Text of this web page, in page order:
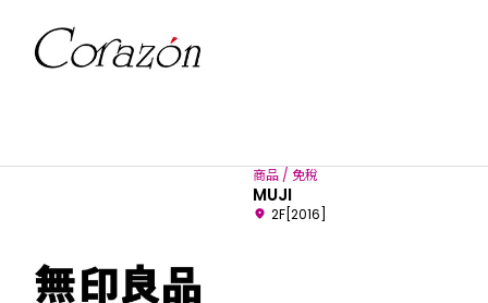
商品 / 免稅
MUJI
2F[2016]